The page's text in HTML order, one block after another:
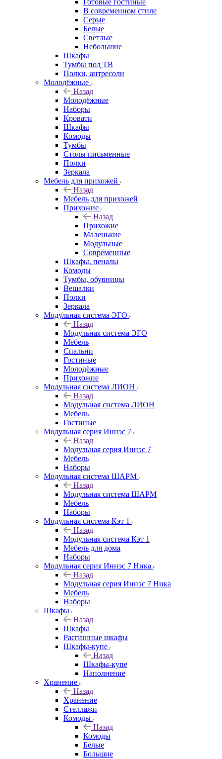
Готовые гостиные
В современном стиле
Серые
Белые
Светлые
Небольшие
Шкафы
Тумбы под ТВ
Полки, антресоли
Молодёжные
Назад
Молодёжные
Наборы
Кровати
Шкафы
Комоды
Тумбы
Столы письменные
Полки
Зеркала
Мебель для прихожей
Назад
Мебель для прихожей
Прихожие
Назад
Прихожие
Маленькие
Модульные
Современные
Шкафы, пеналы
Комоды
Тумбы, обувницы
Вешалки
Полки
Зеркала
Модульная система ЭГО
Назад
Модульная система ЭГО
Мебель
Спальни
Гостиные
Молодёжные
Прихожие
Модульная система ЛИОН
Назад
Модульная система ЛИОН
Мебель
Гостиные
Модульная серия Иннэс 7
Назад
Модульная серия Иннэс 7
Мебель
Наборы
Модульная система ШАРМ
Назад
Модульная система ШАРМ
Мебель
Наборы
Модульная система Кэт 1
Назад
Модульная система Кэт 1
Мебель для дома
Наборы
Модульная серия Иннэс 7 Ника
Назад
Модульная серия Иннэс 7 Ника
Мебель
Наборы
Шкафы
Назад
Шкафы
Распашные шкафы
Шкафы-купе
Назад
Шкафы-купе
Наполнение
Хранение
Назад
Хранение
Стеллажи
Комоды
Назад
Комоды
Белые
Большие